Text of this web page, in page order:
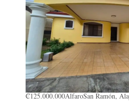
₡125.000.000AlfaroSan Ramón,